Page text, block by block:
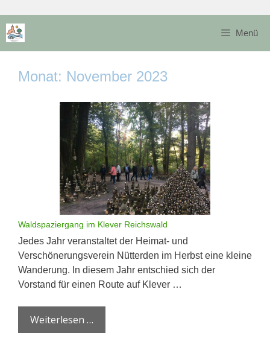
springen
Menü
Monat: November 2023
Waldspaziergang im Klever Reichswald
Jedes Jahr veranstaltet der Heimat- und
Verschönerungsverein Nütterden im Herbst eine kleine
Wanderung. In diesem Jahr entschied sich der
Vorstand für einen Route auf Klever …
Weiterlesen …